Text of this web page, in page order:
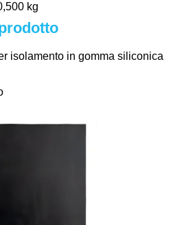
kg
isolamento in gomma siliconica